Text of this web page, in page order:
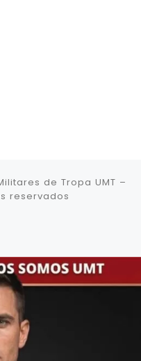
de Tropa UMT –
reservados